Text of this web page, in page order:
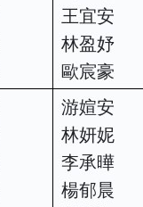
王宜安
林盈妤
歐宸豪
游媗安
林妍妮
李承曄
楊郁晨